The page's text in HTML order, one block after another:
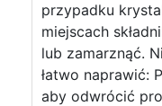
przypadku
miejscach
lub zamarznąć.
łatwo naprawić:
aby odwrócić